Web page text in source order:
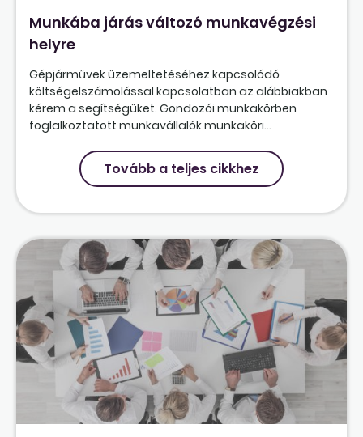
Munkába járás változó munkavégzési
helyre
Gépjárművek üzemeltetéséhez kapcsolódó
költségelszámolással kapcsolatban az alábbiakban
kérem a segítségüket. Gondozói munkakörben
foglalkoztatott munkavállalók munkaköri...
Tovább a teljes cikkhez